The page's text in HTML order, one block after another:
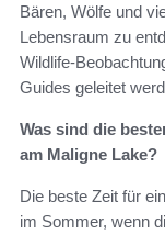
Bären, Wölfe und
Lebensraum zu
Wildlife-
Guides geleitet
Was sind die
am Maligne Lake?
Die beste Zeit für
im Sommer, wenn